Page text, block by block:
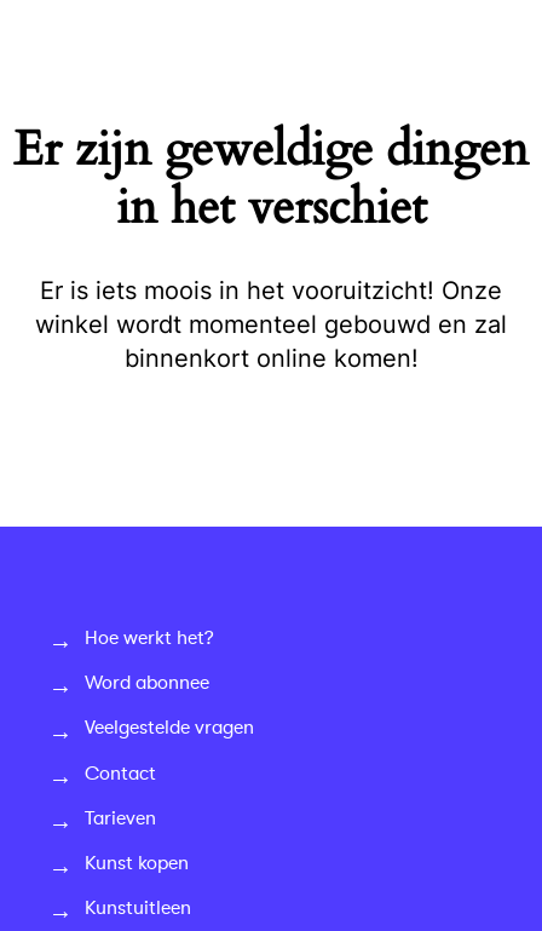
Er zijn geweldige dingen
in het verschiet
Er is iets moois in het vooruitzicht! Onze
winkel wordt momenteel gebouwd en zal
binnenkort online komen!
Hoe werkt het?
Word abonnee
Veelgestelde vragen
Contact
Tarieven
Kunst kopen
Kunstuitleen